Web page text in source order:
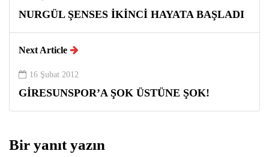
NURGÜL ŞENSES İKİNCİ HAYATA BAŞLADI
Next Article
16 Şubat 2012
GİRESUNSPOR’A ŞOK ÜSTÜNE ŞOK!
Bir yanıt yazın